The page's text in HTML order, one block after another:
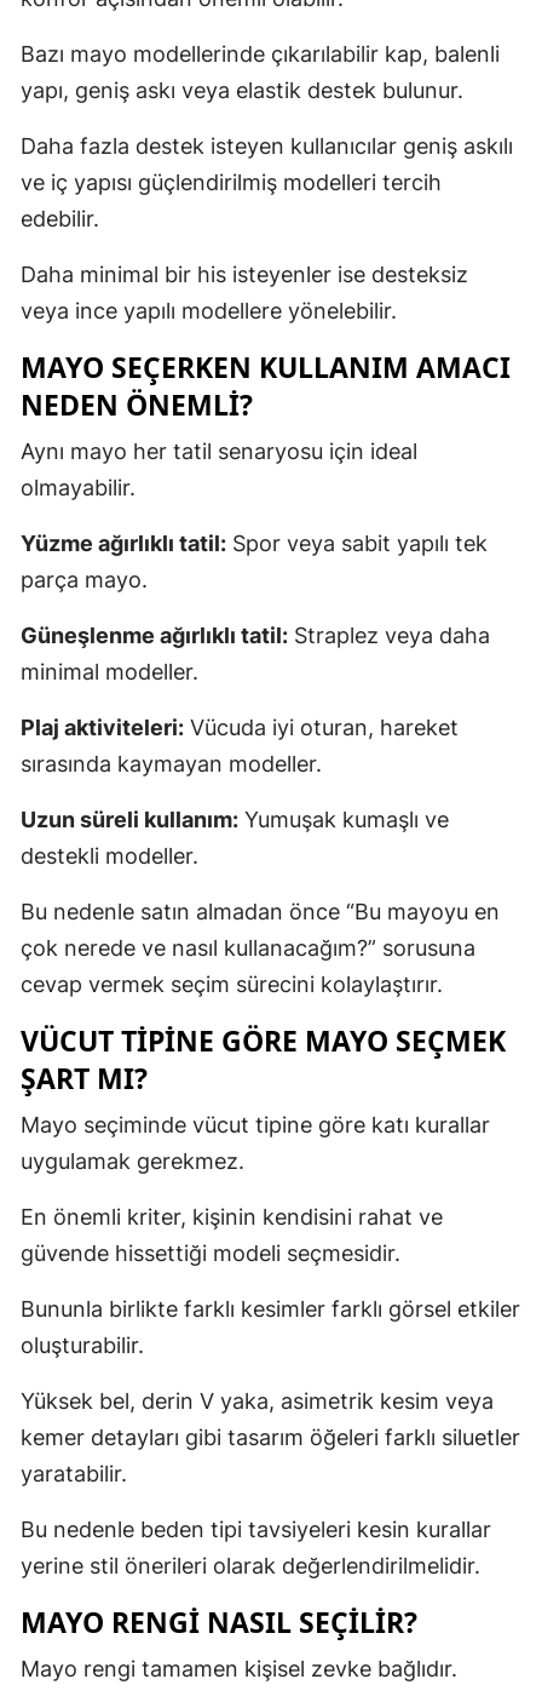
Bazı mayo modellerinde çıkarılabilir kap, balenli
yapı, geniş askı veya elastik destek bulunur.
Daha fazla destek isteyen kullanıcılar geniş askılı
ve iç yapısı güçlendirilmiş modelleri tercih
edebilir.
Daha minimal bir his isteyenler ise desteksiz
veya ince yapılı modellere yönelebilir.
MAYO SEÇERKEN KULLANIM AMACI
NEDEN ÖNEMLI?
Aynı mayo her tatil senaryosu için ideal
olmayabilir.
Yüzme ağırlıklı tatil: Spor veya sabit yapılı tek
parça mayo.
Güneşlenme ağırlıklı tatil: Straplez veya daha
minimal modeller.
Plaj aktiviteleri: Vücuda iyi oturan, hareket
sırasında kaymayan modeller.
Uzun süreli kullanım: Yumuşak kumaşlı ve
destekli modeller.
Bu nedenle satın almadan önce “Bu mayoyu en
çok nerede ve nasıl kullanacağım?” sorusuna
cevap vermek seçim sürecini kolaylaştırır.
VÜCUT TIPINE GÖRE MAYO SEÇMEK
ŞART MI?
Mayo seçiminde vücut tipine göre katı kurallar
uygulamak gerekmez.
En önemli kriter, kişinin kendisini rahat ve
güvende hissettiği modeli seçmesidir.
Bununla birlikte farklı kesimler farklı görsel etkiler
oluşturabilir.
Yüksek bel, derin V yaka, asimetrik kesim veya
kemer detayları gibi tasarım öğeleri farklı siluetler
yaratabilir.
Bu nedenle beden tipi tavsiyeleri kesin kurallar
yerine stil önerileri olarak değerlendirilmelidir.
MAYO RENGI NASIL SEÇILIR?
Mayo rengi tamamen kişisel zevke bağlıdır.